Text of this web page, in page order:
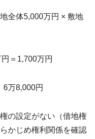
全体5,000万円 × 敷地
＝1,700万円
6万8,000円
の設定がない（借地権
かじめ権利関係を確認